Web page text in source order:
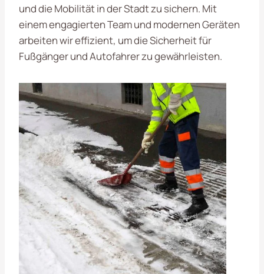
und die Mobilität in der Stadt zu sichern. Mit
einem engagierten Team und modernen Geräten
arbeiten wir effizient, um die Sicherheit für
Fußgänger und Autofahrer zu gewährleisten.